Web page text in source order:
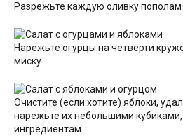
Разрежьте каждую оливку пополам
Нарежьте огурцы на четверти
миску.
Очистите (если хотите) яблоки,
нарежьте их небольшими
ингредиентам.